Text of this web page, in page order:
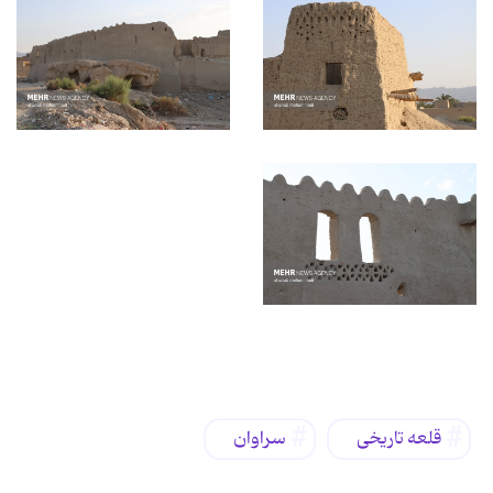
قلعه تاریخی سراوان